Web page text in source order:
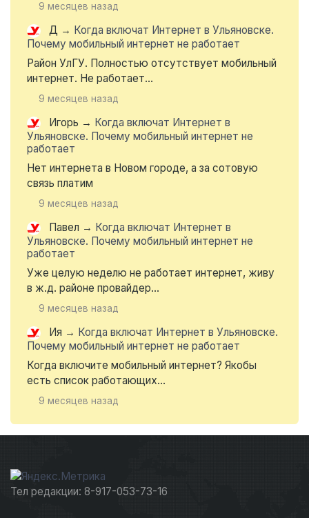
9 месяцев назад
Д → Когда включат Интернет в Ульяновске.
Почему мобильный интернет не работает
Район УлГУ. Полностью отсутствует мобильный
интернет. Не работает...
9 месяцев назад
Игорь → Когда включат Интернет в
Ульяновске. Почему мобильный интернет не
работает
Нет интернета в Новом городе, а за сотовую
связь платим
9 месяцев назад
Павел → Когда включат Интернет в
Ульяновске. Почему мобильный интернет не
работает
Уже целую неделю не работает интернет, живу
в ж.д. районе провайдер...
9 месяцев назад
Ия → Когда включат Интернет в Ульяновске.
Почему мобильный интернет не работает
Когда включите мобильный интернет? Якобы
есть список работающих...
9 месяцев назад
Тел редакции: 8-917-053-73-16